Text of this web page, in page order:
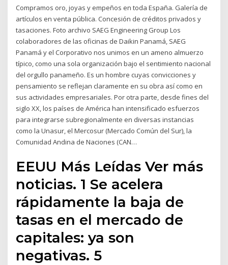
Compramos oro, joyas y empeños en toda España. Galería de
artículos en venta pública. Concesión de créditos privados y
tasaciones. Foto archivo SAEG Engineering Group Los
colaboradores de las oficinas de Daikin Panamá, SAEG
Panamá y el Corporativo nos unimos en un ameno almuerzo
típico, como una sola organización bajo el sentimiento nacional
del orgullo panameño. Es un hombre cuyas convicciones y
pensamiento se reflejan claramente en su obra así como en
sus actividades empresariales. Por otra parte, desde fines del
siglo XX, los países de América han intensificado esfuerzos
para integrarse subregionalmente en diversas instancias
como la Unasur, el Mercosur (Mercado Común del Sur), la
Comunidad Andina de Naciones (CAN…
EEUU Más Leídas Ver más
noticias. 1 Se acelera
rápidamente la baja de
tasas en el mercado de
capitales: ya son
negativas. 5